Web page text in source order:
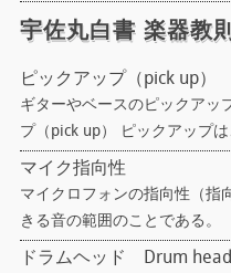
宇佐丸白書 楽器教則
ピックアップ（pick up）
ギターやベースのピックアッ
プ（pick up） ピックアップ
マイク指向性
マイクロフォンの指向性（指
きる音の範囲のことである。
ドラムヘッド Drum head